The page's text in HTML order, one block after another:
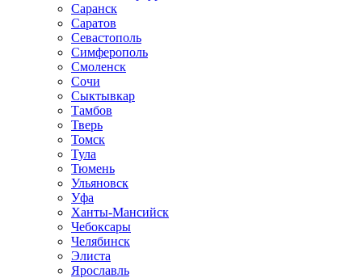
Саранск
Саратов
Севастополь
Симферополь
Смоленск
Сочи
Сыктывкар
Тамбов
Тверь
Томск
Тула
Тюмень
Ульяновск
Уфа
Ханты-Мансийск
Чебоксары
Челябинск
Элиста
Ярославль